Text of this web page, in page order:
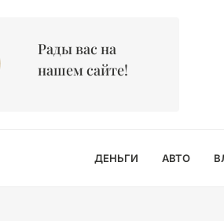
Рады вас на
нашем сайте!
ДЕНЬГИ АВТО